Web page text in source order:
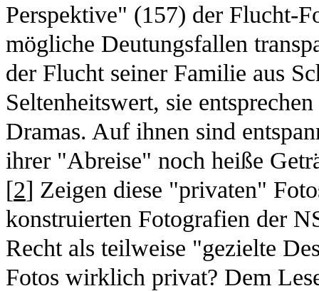
Perspektive" (157) der Flucht-
mögliche Deutungsfallen
der Flucht seiner Familie aus
Seltenheitswert, sie
Dramas. Auf ihnen sind
ihrer "Abreise" noch heiße
[2] Zeigen diese "privaten"
konstruierten Fotografien der
Recht als teilweise "gezielte
Fotos wirklich privat? Dem